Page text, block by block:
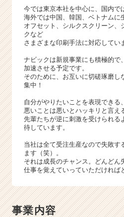
e
r）
今では東京本社を中心に、国内で
海外では中国、韓国、ベトナムに
オフセット、シルクスクリーン、
クなど
さまざまな印刷手法に対応してい
ナビックは新規事業にも積極的で
加速させる予定です。
そのために、お互いに切磋琢磨し
集中！
自分がやりたいことを表現できる、
悪いことは悪いとハッキリと言え
先輩たちが逆に刺激を受けられる
待しています。
当社は全て受注生産なので失敗す
ます（笑）。
それは成長のチャンス。どんどん
仕事を覚えていっていただければ
事業内容